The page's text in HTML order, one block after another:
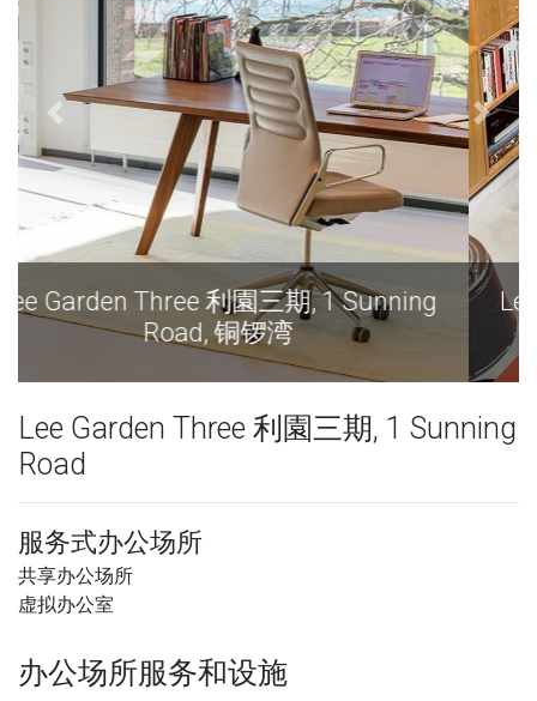
Lee Garden Three 利園三期, 1 Sunning
Road, 铜锣湾
Lee Garden Three 利園三期, 1 Sunning
Road
服务式办公场所
共享办公场所
虚拟办公室
办公场所服务和设施